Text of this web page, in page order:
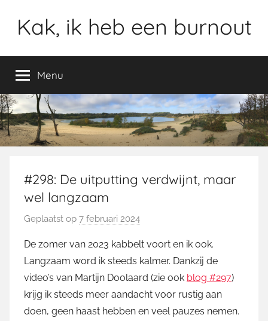
naar
inhoud
Kak, ik heb een burnout
Menu
#298: De uitputting verdwijnt, maar
wel langzaam
Geplaatst op 7 februari 2024
o
r
M
a
r
De zomer van 2023 kabbelt voort en ik ook.
Langzaam word ik steeds kalmer. Dankzij de
video’s van Martijn Doolaard (zie ook blog #297)
krijg ik steeds meer aandacht voor rustig aan
doen, geen haast hebben en veel pauzes nemen.